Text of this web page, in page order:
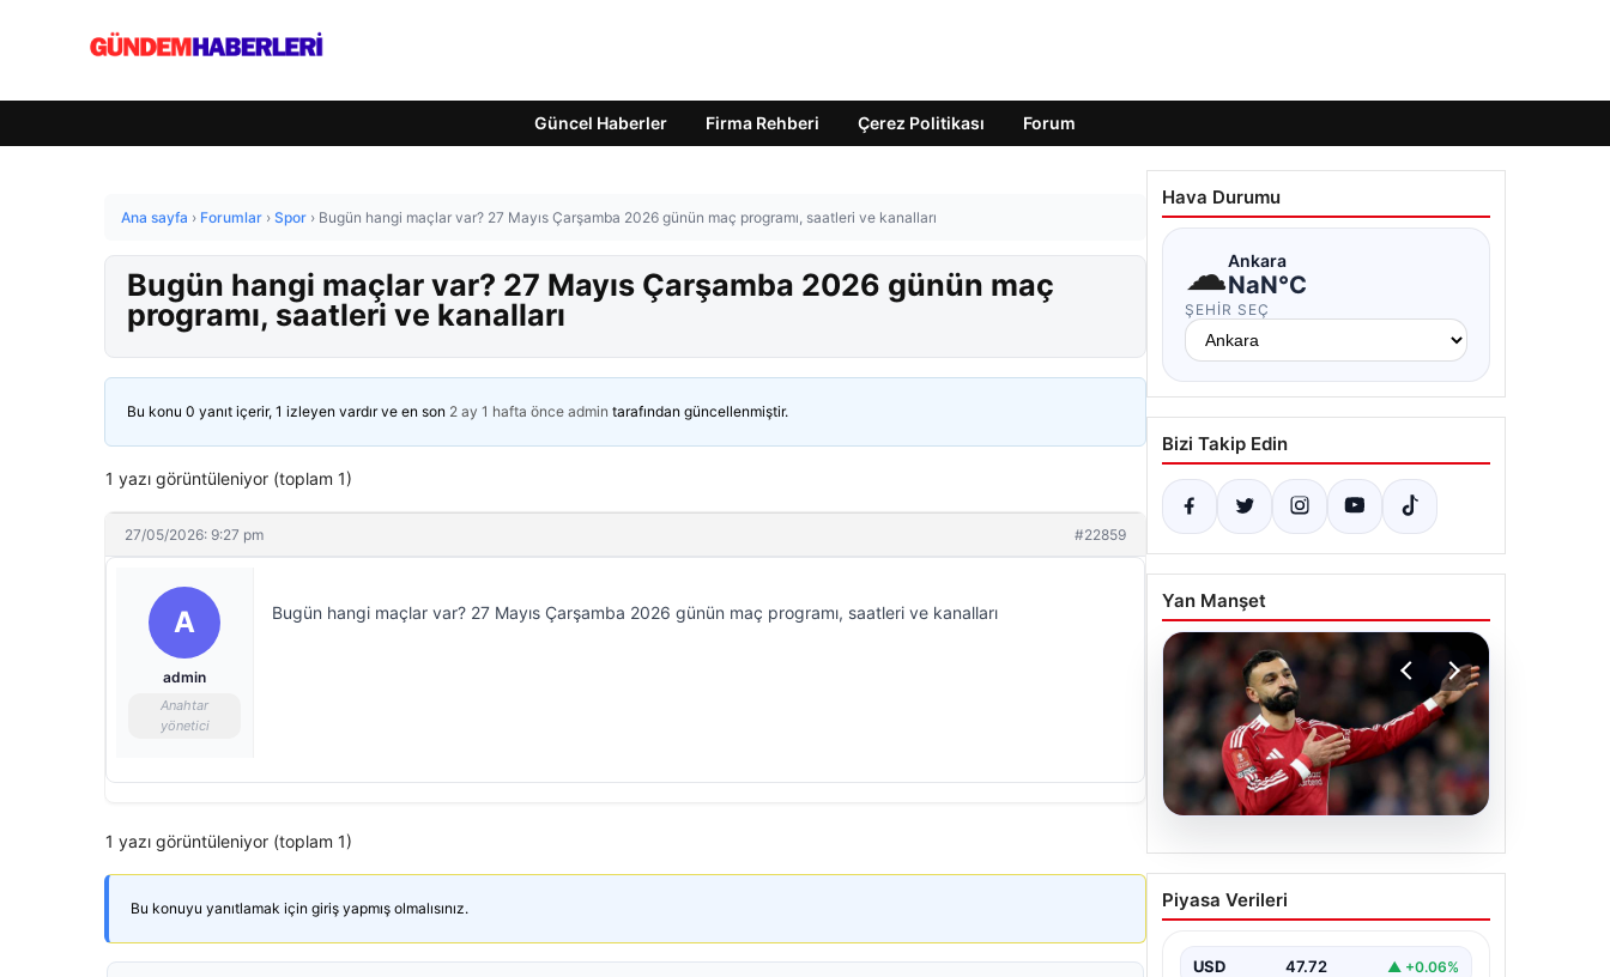
Güncel Haberler Firma Rehberi Çerez Politikası Forum
Ana sayfa › Forumlar › Spor › Bugün hangi maçlar var? 27 Mayıs Çarşamba 2026 günün maç programı, saatleri ve kanalları
Bugün hangi maçlar var? 27 Mayıs Çarşamba 2026 günün maç
programı, saatleri ve kanalları
Bu konu 0 yanıt içerir, 1 izleyen vardır ve en son 2 ay 1 hafta önce admin tarafından güncellenmiştir.
1 yazı görüntüleniyor (toplam 1)
27/05/2026: 9:27 pm #22859
A
admin
Anahtar
yönetici
Bugün hangi maçlar var? 27 Mayıs Çarşamba 2026 günün maç programı, saatleri ve kanalları
1 yazı görüntüleniyor (toplam 1)
Bu konuyu yanıtlamak için giriş yapmış olmalısınız.
Hava Durumu
☁Ankara
NaN°C
ŞEHIR SEÇ
Bizi Takip Edin
Yan Manşet
05.08.2026
Beşiktaş’tan Mohamed
Salah sonrası dev hamle!
Piyasa Verileri
USD 47.72 ▲ +0.06%